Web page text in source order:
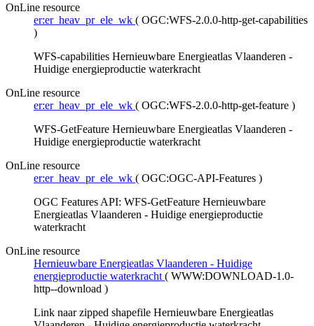
OnLine resource
er:er_heav_pr_ele_wk ( OGC:WFS-2.0.0-http-get-capabilities
)
WFS-capabilities Hernieuwbare Energieatlas Vlaanderen -
Huidige energieproductie waterkracht
OnLine resource
er:er_heav_pr_ele_wk ( OGC:WFS-2.0.0-http-get-feature )
WFS-GetFeature Hernieuwbare Energieatlas Vlaanderen -
Huidige energieproductie waterkracht
OnLine resource
er:er_heav_pr_ele_wk ( OGC:OGC-API-Features )
OGC Features API: WFS-GetFeature Hernieuwbare
Energieatlas Vlaanderen - Huidige energieproductie
waterkracht
OnLine resource
Hernieuwbare Energieatlas Vlaanderen - Huidige
energieproductie waterkracht ( WWW:DOWNLOAD-1.0-
http--download )
Link naar zipped shapefile Hernieuwbare Energieatlas